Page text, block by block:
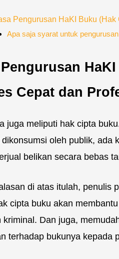
Pengurusan HaKI Buku
Apa saja syarat untuk
Cepat dan
juga meliputi hak cipta
oleh publik, ada
belikan secara bebas
di atas itulah, penulis
cipta buku akan
kriminal. Dan juga,
terhadap bukunya kepada